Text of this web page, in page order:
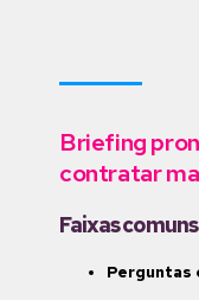
Briefing
contratar
Faixas
Perguntas